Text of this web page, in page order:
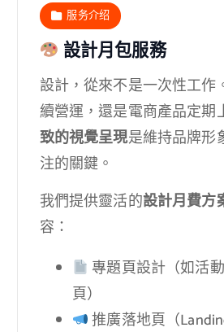
服务介绍
設計月包服務
設計，從來不是一次性工作
續營運，還是電商產品定期
致的視覺呈現是維持品牌形
注的關鍵。
我們提供靈活的設計月費方
容：
專題頁設計（如活
頁）
推廣落地頁（